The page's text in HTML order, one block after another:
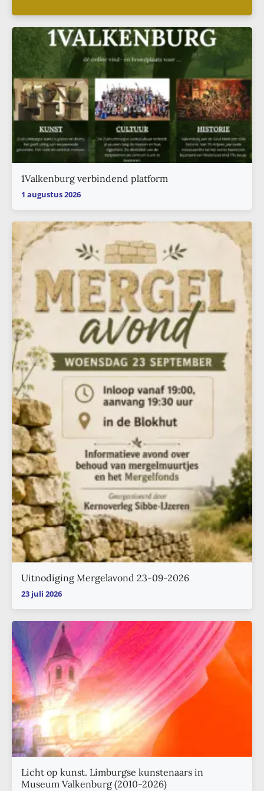
1Valkenburg verbindend platform
1 augustus 2026
Uitnodiging Mergelavond 23-09-2026
23 juli 2026
Licht op kunst. Limburgse kunstenaars in
Museum Valkenburg (2010-2026)